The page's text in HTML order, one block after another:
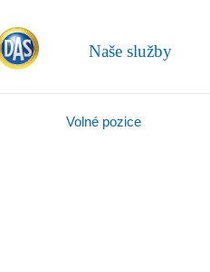
Naše služby
Volné pozice